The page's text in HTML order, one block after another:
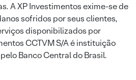
A XP Investimentos exime-se de
sofridos por seus clientes,
disponibilizados por
CCTVM S/A é instituição
Banco Central do Brasil.